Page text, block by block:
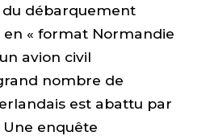
débarquement
en « format Normandie
avion civil
nombre de
est abattu par
Une enquête